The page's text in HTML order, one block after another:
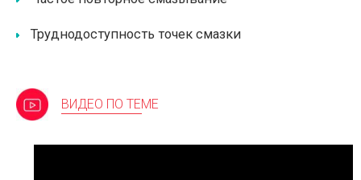
Труднодоступность точек смазки
ВИДЕО ПО ТЕМЕ